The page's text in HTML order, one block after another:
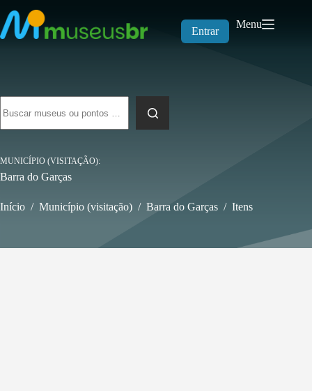
para
o
conteúdo
Entrar
Menu
resultados
MUNICÍPIO (VISITAÇÃO)
Barra do Garças
Início / Município (visitação) / Barra do Garças / Itens